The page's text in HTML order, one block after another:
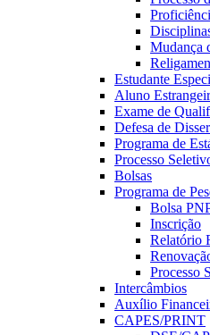
Mudança
Estudante
Aluno
Exame de
Defesa de
Programa de
Processo
Bolsas
Programa de
Bolsa
Inscrição
Relatório
Processo
Intercâmbios
Auxílio
CAPES/PRINT